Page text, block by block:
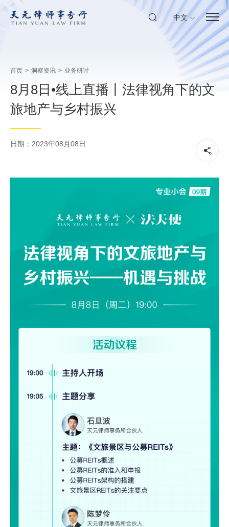
中文
首页 > 洞察资讯 > 业务研讨
8月8日•线上直播丨法律视角下的文
旅地产与乡村振兴
日期：2023年08月08日